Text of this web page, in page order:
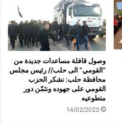
وصول قافلة مساعدات جديدة من
“القومي” الى حلب// رئيس مجلس
محافظة حلب: نشكر الحزب
القومي على جهوده ونثمّن دور
متطوعيه
14/02/2023